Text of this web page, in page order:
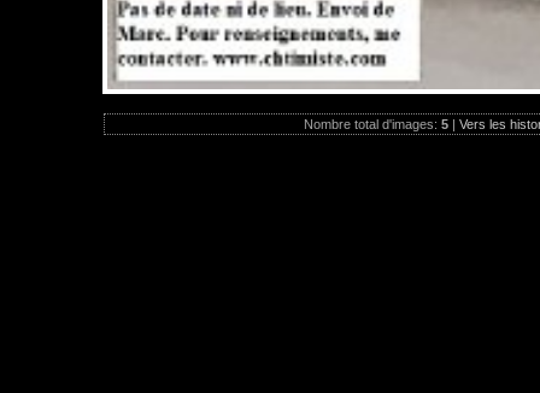
Nombre total d'images: 5 | Vers les